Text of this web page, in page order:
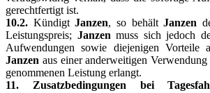
gerechtfertigt ist.
10.2. KündigtJanzen, so behältJanzen
Leistungspreis; Janzen muss sich jedoch
Aufwendungen sowie diejenigen Vorteile
Janzen aus einer anderweitigen
genommenen Leistung erlangt.
11. Zusatzbedingungen bei